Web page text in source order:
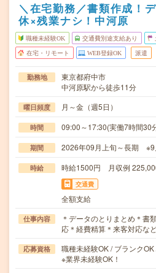
＼在宅勤務／書類作成！
休×残業ナシ！中河原
職種未経験OK 交通費別途支給あり
在宅・リモート WEB登録OK 派遣
勤務地
東京都府中市
中河原駅から徒歩11分
曜日頻度 月～金（週5日）
時間 09:00～17:30(実働7時間
期間 2026年09月上旬～長期 ※9
時給 時給1500円 月収例
交通費
全額支給
仕事内容
＊データのとりまとめ＊書
応＊経費精算＊来客対応な
応募資格
職種未経験OK / ブランク
※業界未経験OK！